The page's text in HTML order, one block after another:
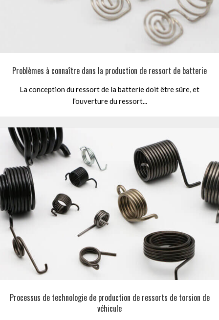
Problèmes à connaître dans la production de ressort de batterie
La conception du ressort de la batterie doit être sûre, et
l'ouverture du ressort...
Processus de technologie de production de ressorts de torsion de
véhicule